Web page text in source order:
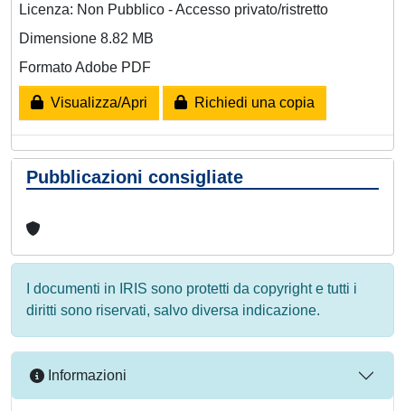
Licenza: Non Pubblico - Accesso privato/ristretto
Dimensione 8.82 MB
Formato Adobe PDF
Visualizza/Apri Richiedi una copia
Pubblicazioni consigliate
I documenti in IRIS sono protetti da copyright e tutti i
diritti sono riservati, salvo diversa indicazione.
Informazioni